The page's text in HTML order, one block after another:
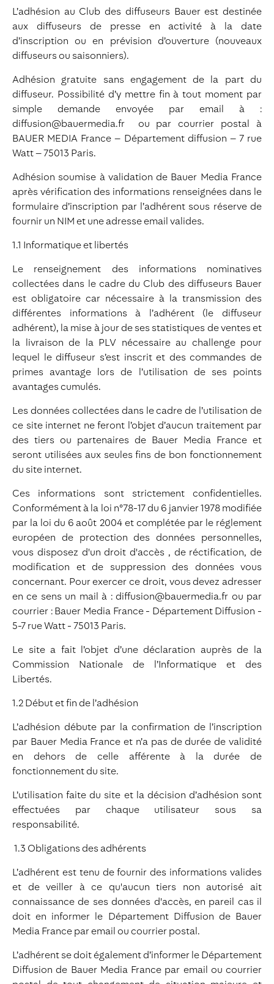
L’adhésion au Club des diffuseurs Bauer est destinée
aux diffuseurs de presse en activité à la date
d’inscription ou en prévision d’ouverture (nouveaux
diffuseurs ou saisonniers).
Adhésion gratuite sans engagement de la part du
diffuseur. Possibilité d’y mettre fin à tout moment par
simple demande envoyée par email à :
diffusion@bauermedia.fr ou par courrier postal à
BAUER MEDIA France – Département diffusion – 7 rue
Watt – 75013 Paris.
Adhésion soumise à validation de Bauer Media France
après vérification des informations renseignées dans le
formulaire d’inscription par l’adhérent sous réserve de
fournir un NIM et une adresse email valides.
1.1 Informatique et libertés
Le renseignement des informations nominatives
collectées dans le cadre du Club des diffuseurs Bauer
est obligatoire car nécessaire à la transmission des
différentes informations à l’adhérent (le diffuseur
adhérent), la mise à jour de ses statistiques de ventes et
la livraison de la PLV nécessaire au challenge pour
lequel le diffuseur s’est inscrit et des commandes de
primes avantage lors de l’utilisation de ses points
avantages cumulés.
Les données collectées dans le cadre de l’utilisation de
ce site internet ne feront l’objet d’aucun traitement par
des tiers ou partenaires de Bauer Media France et
seront utilisées aux seules fins de bon fonctionnement
du site internet.
Ces informations sont strictement confidentielles.
Conformément à la loi n°78-17 du 6 janvier 1978 modifiée
par la loi du 6 août 2004 et complétée par le réglement
européen de protection des données personnelles,
vous disposez d'un droit d'accès , de réctification, de
modification et de suppression des données vous
concernant. Pour exercer ce droit, vous devez adresser
en ce sens un mail à : diffusion@bauermedia.fr ou par
courrier : Bauer Media France - Département Diffusion -
5-7 rue Watt - 75013 Paris.
Le site a fait l’objet d’une déclaration auprès de la
Commission Nationale de l’Informatique et des
Libertés.
1.2 Début et fin de l’adhésion
L’adhésion débute par la confirmation de l’inscription
par Bauer Media France et n’a pas de durée de validité
en dehors de celle afférente à la durée de
fonctionnement du site.
L’utilisation faite du site et la décision d’adhésion sont
effectuées par chaque utilisateur sous sa
responsabilité.
1.3 Obligations des adhérents
L’adhérent est tenu de fournir des informations valides
et de veiller à ce qu'aucun tiers non autorisé ait
connaissance de ses données d'accès, en pareil cas il
doit en informer le Département Diffusion de Bauer
Media France par email ou courrier postal.
L’adhérent se doit également d’informer le Département
Diffusion de Bauer Media France par email ou courrier